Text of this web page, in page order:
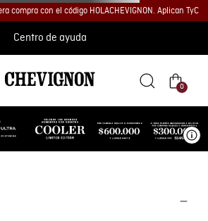
compra con el código HOLACHEVIGNON. Aplican TyC
Centro de ayuda
0